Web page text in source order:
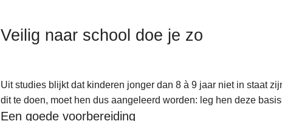
Veilig naar school doe je zo
Uit studies blijkt dat kinderen jonger dan 8 à 9 jaar niet in staat
dit te doen, moet hen dus aangeleerd worden: leg hen deze
Een goede voorbereiding